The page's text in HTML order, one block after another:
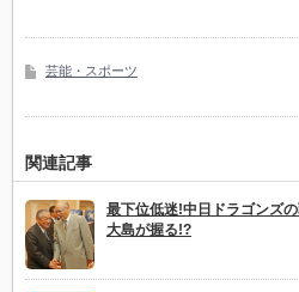
芸能・スポーツ
関連記事
最下位低迷!中日ドラゴンズ
大島が握る!?